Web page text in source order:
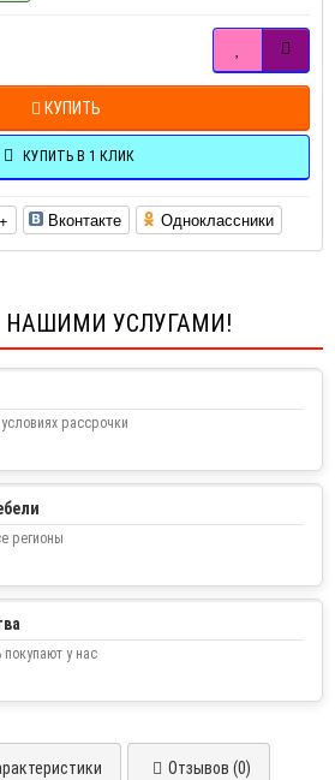
КУПИТЬ
КУПИТЬ В 1 КЛИК
Вконтакте Одноклассники
НАШИМИ УСЛУГАМИ!
рассрочки
регионы
у нас
Отзывов (0)